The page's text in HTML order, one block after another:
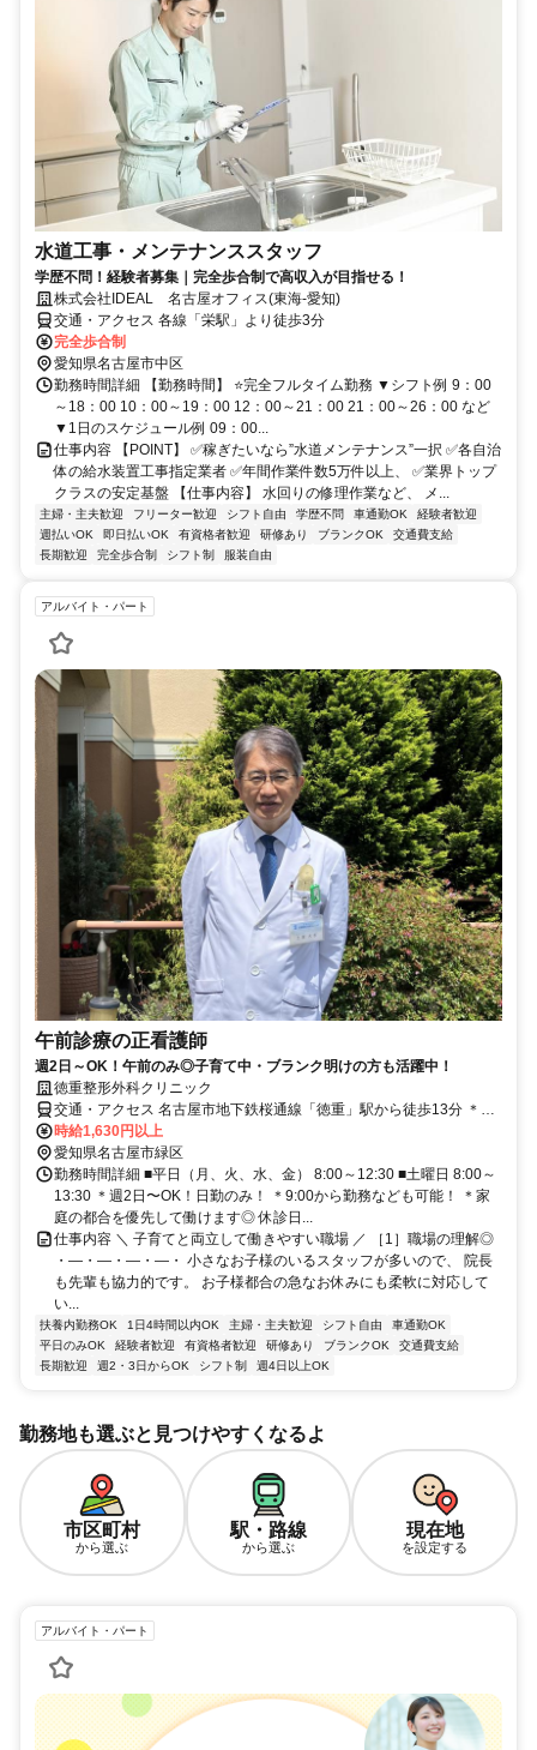
水道工事・メンテナンススタッフ
学歴不問！経験者募集｜完全歩合制で高収入が目指せる！
株式会社IDEAL 名古屋オフィス(東海-愛知)
交通・アクセス 各線「栄駅」より徒歩3分
完全歩合制
愛知県名古屋市中区
勤務時間詳細 【勤務時間】 ⭐完全フルタイム勤務 ▼シフト例 9：00
～18：00 10：00～19：00 12：00～21：00 21：00～26：00 など
▼1日のスケジュール例 09：00...
仕事内容 【POINT】 ✅稼ぎたいなら”水道メンテナンス”一択 ✅各自治
体の給水装置工事指定業者 ✅年間作業件数5万件以上、 ✅業界トップ
クラスの安定基盤 【仕事内容】 水回りの修理作業など、 メ...
主婦・主夫歓迎 フリーター歓迎 シフト自由 学歴不問 車通勤OK
経験者歓迎
週払いOK
即日払いOK 有資格者歓迎 研修あり ブランクOK
交通費支給
長期歓迎
完全歩合制 シフト制 服装自由
アルバイト・パート
午前診療の正看護師
週2日～OK！午前のみ◎子育て中・ブランク明けの方も活躍中！
徳重整形外科クリニック
交通・アクセス 名古屋市地下鉄桜通線「徳重」駅から徒歩13分 ＊車
通勤OK
時給1,630円以上
愛知県名古屋市緑区
勤務時間詳細 ■平日（月、火、水、金） 8:00～12:30 ■土曜日 8:00～
13:30 ＊週2⽇〜OK！日勤のみ！ ＊9:00から勤務なども可能！ ＊家
庭の都合を優先して働けます◎ 休診日...
仕事内容 ＼ 子育てと両立して働きやすい職場 ／ ［1］職場の理解◎
・―・―・―・―・ 小さなお子様のいるスタッフが多いので、 院長
も先輩も協力的です。 お子様都合の急なお休みにも柔軟に対応して
い...
扶養内勤務OK 1日4時間以内OK 主婦・主夫歓迎 シフト自由
車通勤OK
平日のみOK
経験者歓迎 有資格者歓迎 研修あり ブランクOK
交通費支給
長期歓迎
週2・3日からOK シフト制 週4日以上OK
勤務地も選ぶと見つけやすくなるよ
市区町村
から選ぶ
駅・路線
から選ぶ
現在地
を設定する
アルバイト・パート